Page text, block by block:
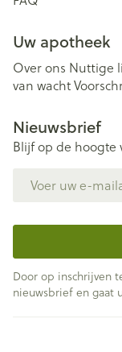
Uw apotheek
Over ons Nuttige
van wacht
Nieuwsbrief
Blijf op de hoogte
Door op inschrijven
nieuwsbrief en gaat